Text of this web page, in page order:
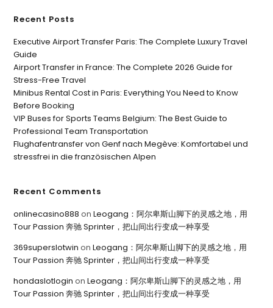
Recent Posts
Executive Airport Transfer Paris: The Complete Luxury Travel
Guide
Airport Transfer in France: The Complete 2026 Guide for
Stress-Free Travel
Minibus Rental Cost in Paris: Everything You Need to Know
Before Booking
VIP Buses for Sports Teams Belgium: The Best Guide to
Professional Team Transportation
Flughafentransfer von Genf nach Megève: Komfortabel und
stressfrei in die französischen Alpen
Recent Comments
onlinecasino888 onLeogang：阿尔卑斯山脚下的灵感之地，用
Tour Passion 奔驰 Sprinter，把山间出行变成一种享受
369superslotwin onLeogang：阿尔卑斯山脚下的灵感之地，用
Tour Passion 奔驰 Sprinter，把山间出行变成一种享受
hondaslotlogin onLeogang：阿尔卑斯山脚下的灵感之地，用
Tour Passion 奔驰 Sprinter，把山间出行变成一种享受